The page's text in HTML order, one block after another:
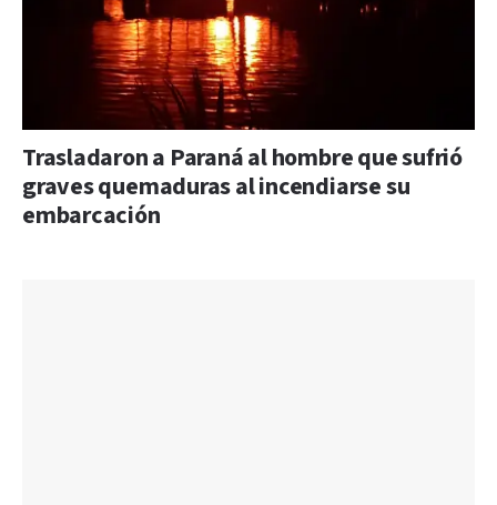
Trasladaron a Paraná al hombre que sufrió
graves quemaduras al incendiarse su
embarcación